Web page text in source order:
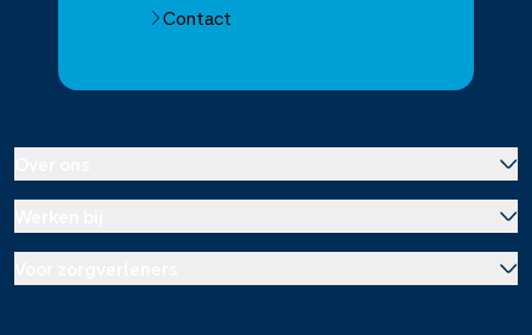
Contact
Over Mosadex